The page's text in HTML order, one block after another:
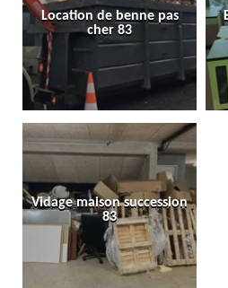
Location de benne pas
cher 83
Vidage maison succession
83